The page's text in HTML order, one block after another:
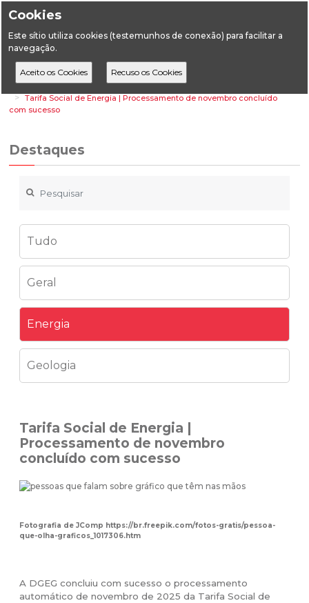
Cookies
Este sítio utiliza cookies (testemunhos de conexão) para facilitar a
navegação.
HomeDestaques
Energia
Tarifa Social de Energia | Processamento de novembro concluído
com sucesso
Destaques
Tudo
Geral
Energia
Geologia
Tarifa Social de Energia |
Processamento de novembro
concluído com sucesso
Fotografia de JComp https://br.freepik.com/fotos-gratis/pessoa-
que-olha-graficos_1017306.htm
A DGEG concluiu com sucesso o processamento
automático de novembro de 2025 da Tarifa Social de